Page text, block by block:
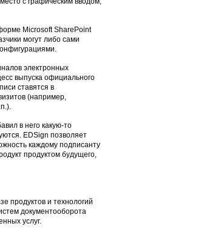
Microsoft SharePoint
могут либо сами
электронных
выпуска официального
ставятся в
(например,
в него какую-то
EDSign позволяет
каждому подписанту
продуктом будущего,
продуктов и технологий
документооборота
услуг.